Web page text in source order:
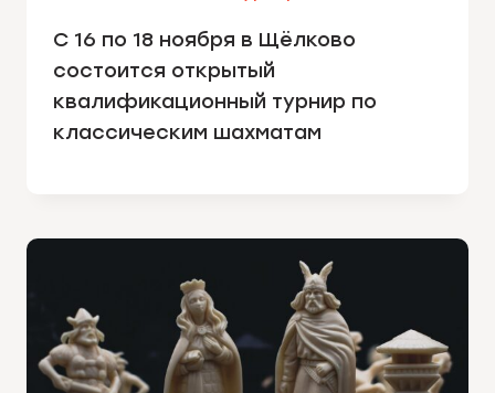
С 16 по 18 ноября в Щёлково
состоится открытый
квалификационный турнир по
классическим шахматам